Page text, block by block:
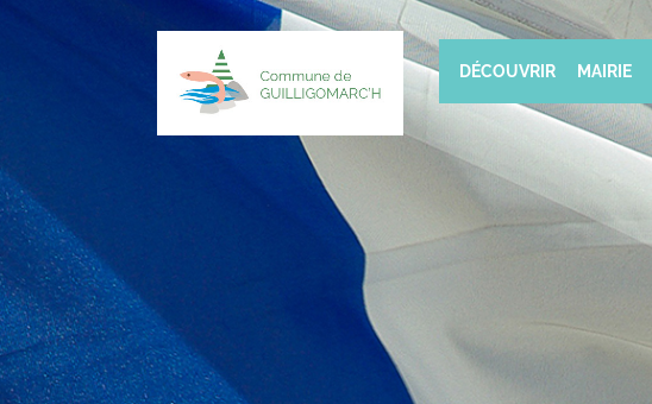
DÉCOUVRIR MAIRIE